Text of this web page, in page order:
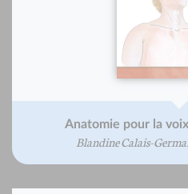
Anatomie pour la
Blandine Calais-